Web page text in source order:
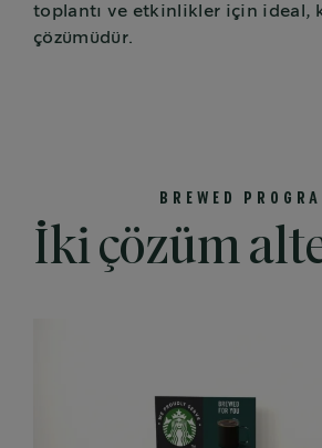
toplantı ve etkinlikler için ideal,
çözümüdür.
BREWED
İki çözüm